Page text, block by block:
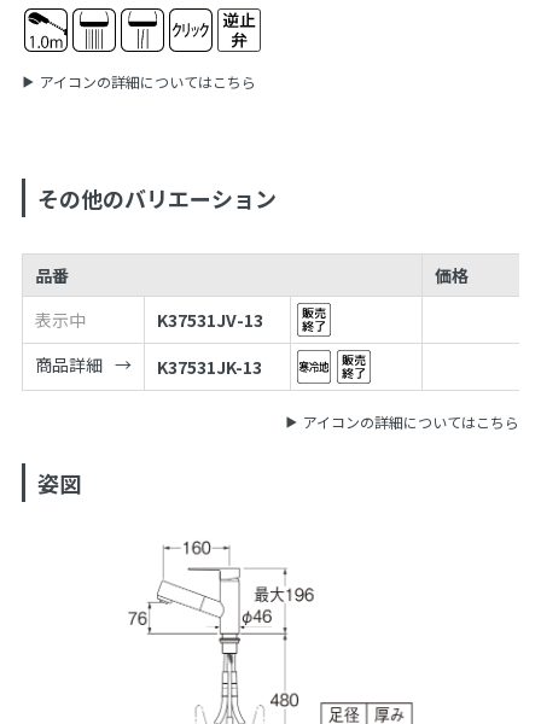
アイコンの詳細についてはこちら
その他のバリエーション
品番
価格
表示中
K37531JV-13
商品詳細
K37531JK-13
アイコンの詳細についてはこちら
姿図